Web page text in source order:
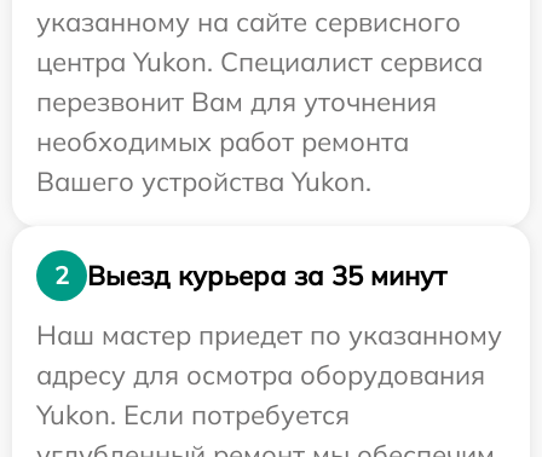
указанному на сайте сервисного
центра Yukon. Специалист сервиса
перезвонит Вам для уточнения
необходимых работ ремонта
Вашего устройства Yukon.
2
Выезд курьера за 35 минут
Наш мастер приедет по указанному
адресу для осмотра оборудования
Yukon. Если потребуется